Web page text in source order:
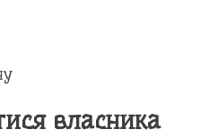
власника